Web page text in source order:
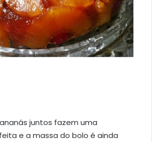
juntos fazem uma
e a massa do bolo é ainda